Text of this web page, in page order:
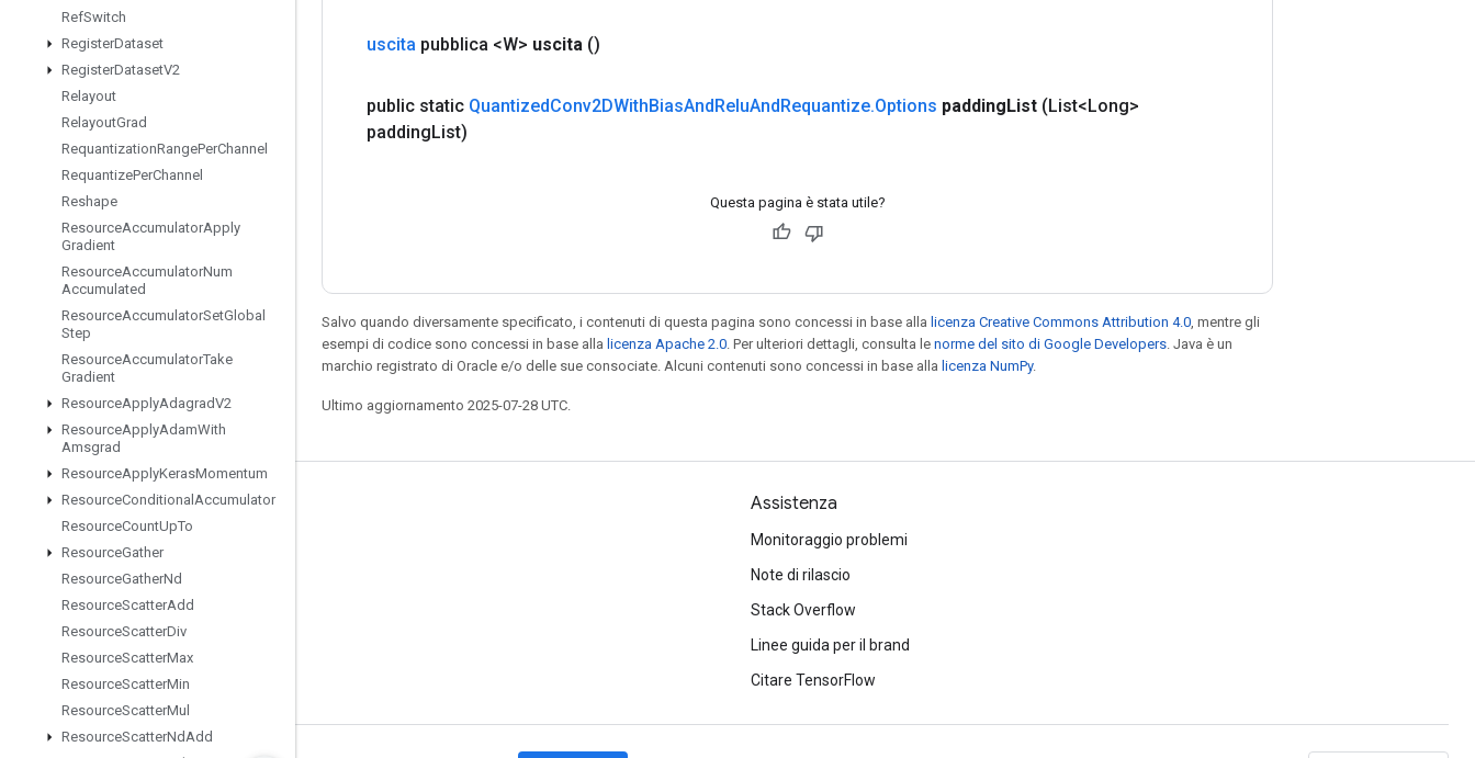
RefSwitch
RegisterDataset
RegisterDatasetV2
Relayout
RelayoutGrad
RequantizationRangePerChannel
RequantizePerChannel
Reshape
ResourceAccumulatorApply
Gradient
ResourceAccumulatorNum
Accumulated
ResourceAccumulatorSetGlobal
Step
ResourceAccumulatorTake
Gradient
ResourceApplyAdagradV2
ResourceApplyAdamWith
Amsgrad
ResourceApplyKerasMomentum
ResourceConditional Accumulator
ResourceCountUpTo
ResourceGather
ResourceGatherNd
ResourceScatterAdd
ResourceScatterDiv
ResourceScatterMax
ResourceScatterMin
ResourceScatterMul
ResourceScatterNdAdd
uscita pubblica <W> uscita ()
public static QuantizedConv2DWithBiasAndReluAndRequantize.Options paddingList (List<Long>
paddingList)
Questa pagina è stata utile?
Salvo quando diversamente specificato, i contenuti di questa pagina sono concessi in base alla licenza Creative Commons Attribution 4.0 , mentre gli
esempi di codice sono concessi in base alla licenza Apache 2.0 . Per ulteriori dettagli, consulta le norme del sito di Google Developers . Java è un
marchio registrato di Oracle e/o delle sue consociate. Alcuni contenuti sono concessi in base alla licenza NumPy.
Ultimo aggiornamento 2025-07-28 UTC.
Resta connesso
Forum
GitHub
YouTube
Assistenza
Monitoraggio problemi
Note di rilascio
Stack Overflow
Linee guida per il brand
Citare TensorFlow